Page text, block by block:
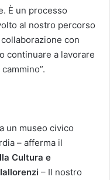
È un processo
al nostro percorso
con
continuare a lavorare
un museo civico
– afferma il
Cultura e
– Il nostro